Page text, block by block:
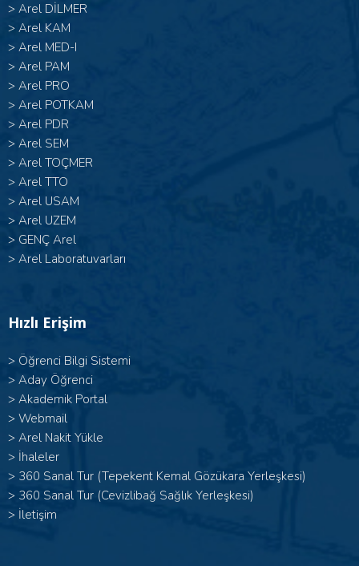
> Arel DİLMER
> Arel KAM
> Arel MED-I
> Arel PAM
> Arel PRO
> Arel POTKAM
> Arel PDR
> Arel SEM
> Arel TOÇMER
> Arel TTO
> Arel USAM
> Arel UZEM
> GENÇ Arel
> Arel Laboratuvarları
Hızlı Erişim
> Öğrenci Bilgi Sistemi
> Aday Öğrenci
> Akademik Portal
> Webmail
> Arel Nakit Yükle
> İhaleler
> 360 Sanal Tur (Tepekent Kemal Gözükara Yerleşkesi)
> 360 Sanal Tur (Cevizlibağ Sağlık Yerleşkesi)
> İletişim